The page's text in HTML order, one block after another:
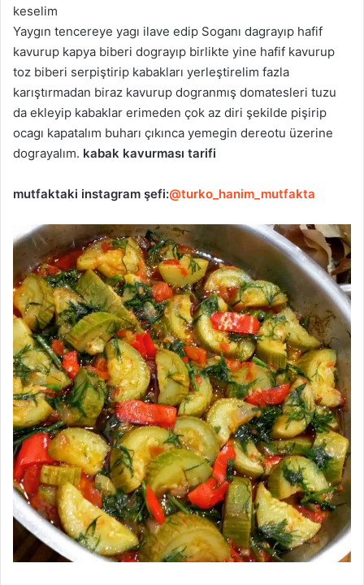
keselim
Yaygın tencereye yagı ilave edip Soganı dagrayıp hafif
kavurup kapya biberi dograyıp birlikte yine hafif kavurup
toz biberi serpiştirip kabakları yerleştirelim fazla
karıştırmadan biraz kavurup dogranmış domatesleri tuzu
da ekleyip kabaklar erimeden çok az diri şekilde pişirip
ocagı kapatalım buharı çıkınca yemegin dereotu üzerine
dograyalım. kabak kavurması tarifi
mutfaktaki instagram şefi:@turko_hanim_mutfakta